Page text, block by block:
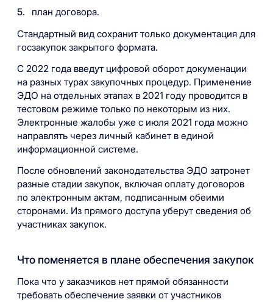
план договора.
Стандартный вид сохранит только документация для
госзакупок закрытого формата.
С 2022 года введут цифровой оборот докуменации
на разных турах закупочных процедур. Применение
ЭДО на отдельных этапах в 2021 году проводится в
тестовом режиме только по некоторым из них.
Электронные жалобы уже с июля 2021 года можно
направлять через личный кабинет в единой
информационной системе.
После обновлений законодательства ЭДО затронет
разные стадии закупок, включая оплату договоров
по электронным актам, подписанным обеими
сторонами. Из прямого доступа уберут сведения об
участниках закупок.
Что поменяется в плане обеспечения закупок
Пока что у заказчиков нет прямой обязанности
требовать обеспечение заявки от участников